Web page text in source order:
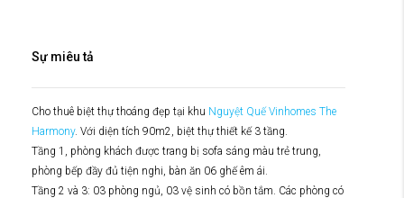
Sự miêu tả
Cho thuê biệt thự thoáng đẹp tại khu Nguyệt Quế Vinhomes The
Harmony. Với diện tích 90m2, biệt thự thiết kế 3 tầng.
Tầng 1, phòng khách được trang bị sofa sáng màu trẻ trung,
phòng bếp đầy đủ tiện nghi, bàn ăn 06 ghế êm ái.
Tầng 2 và 3: 03 phòng ngủ, 03 vệ sinh có bồn tắm. Các phòng có